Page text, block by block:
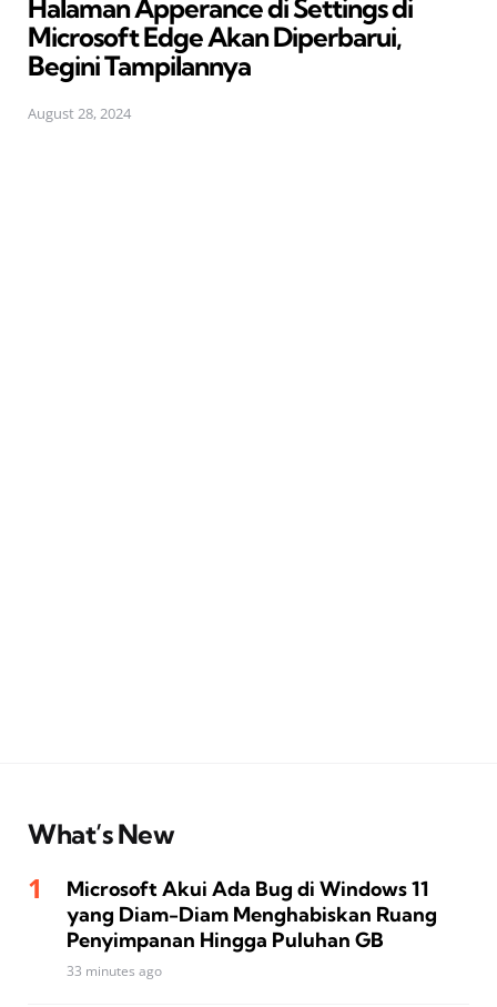
Halaman Apperance di Settings di
Microsoft Edge Akan Diperbarui,
Begini Tampilannya
August 28, 2024
What’s New
Microsoft Akui Ada Bug di Windows 11
yang Diam-Diam Menghabiskan Ruang
Penyimpanan Hingga Puluhan GB
33 minutes ago